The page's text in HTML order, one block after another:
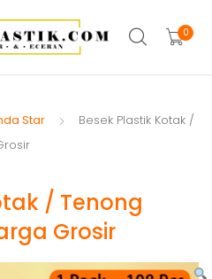
0
Star
Besek Plastik Kotak /
/ Tenong
Grosir